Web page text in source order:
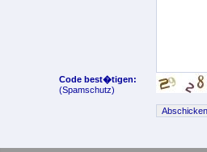
Code best�tigen:
(Spamschutz)